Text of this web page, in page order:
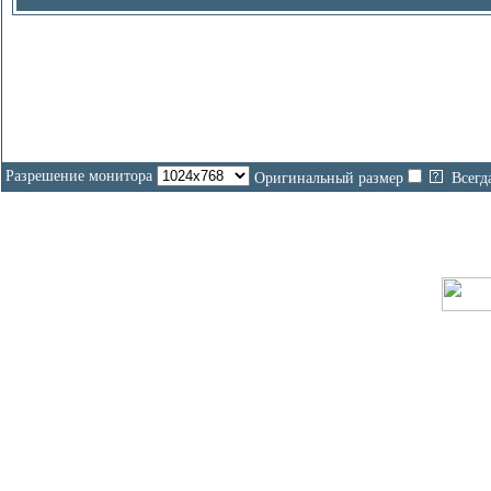
Разрешение монитора Оригинальный размер